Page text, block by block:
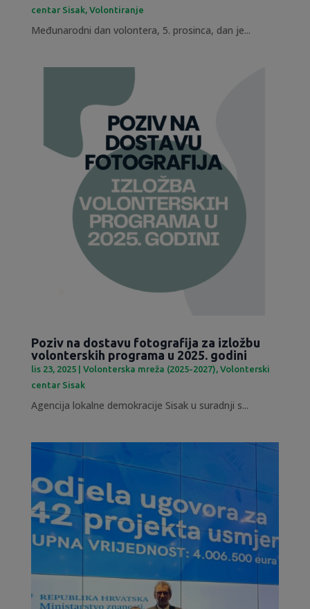
centar Sisak, Volontiranje
Međunarodni dan volontera, 5. prosinca, dan je...
Poziv na dostavu fotografija za izložbu
volonterskih programa u 2025. godini
lis 23, 2025| Volonterska mreža (2025-2027) Volonterski
centar Sisak
Agencija lokalne demokracije Sisak u suradnji s...